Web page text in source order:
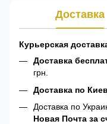
Доставка
Курьерская
Доставка
грн.
Доставка по
Доставка по
Новая Почта за